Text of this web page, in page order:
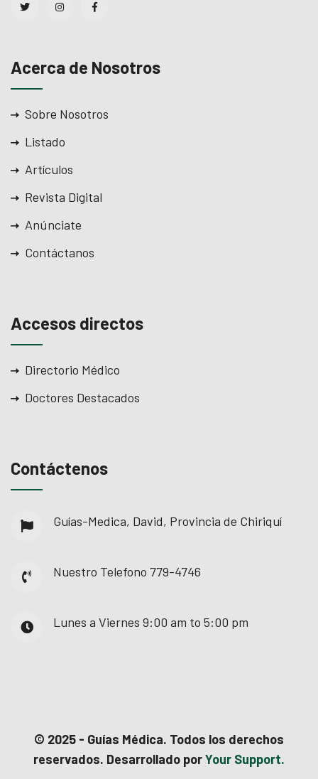
Acerca de Nosotros
Sobre Nosotros
Listado
Artículos
Revista Digital
Anúnciate
Contáctanos
Accesos directos
Directorio Médico
Doctores Destacados
Contáctenos
Guías-Medica, David, Provincia de Chiriquí
Nuestro Telefono 779-4746
Lunes a Viernes 9:00 am to 5:00 pm
© 2025 - Guías Médica. Todos los derechos
reservados. Desarrollado porYour Support.